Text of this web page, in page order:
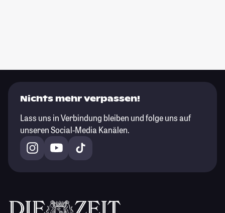
Nichts mehr verpassen!
Lass uns in Verbindung bleiben und folge uns auf
unseren Social-Media Kanälen.